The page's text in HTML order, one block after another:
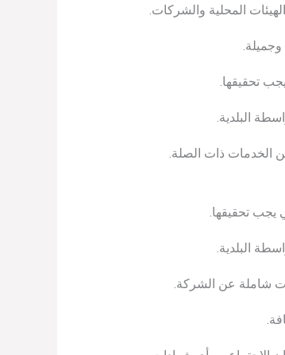
المحلية والشركات.
تحقيقها.
البلدية.
الخدمات ذات الصلة.
تحقيقها.
البلدية.
شاملة عن الشركة.